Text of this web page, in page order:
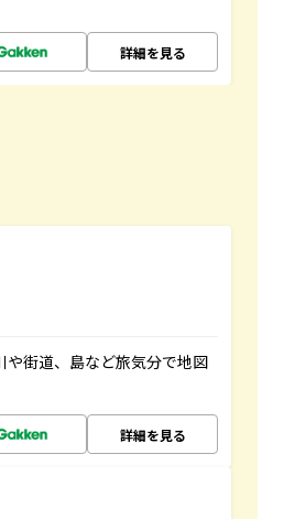
詳細を見る
街道、島など旅気分で地図
詳細を見る